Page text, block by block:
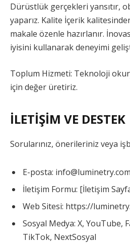
Dürüstlük gerçekleri yansıtır,
yaparız. Kalite İçerik
makale özenle hazırlanır.
iyisini kullanarak deneyimi
Toplum Hizmeti: Teknoloji
için değer üretiriz.
İLETİŞİM VE DESTEK
Sorularınız, önerileriniz veya
E-posta: info@luminetry.com
İletişim Formu: [İletişim
Web Sitesi: https://
Sosyal Medya: X, YouTube,
TikTok, NextSosyal